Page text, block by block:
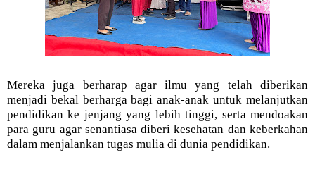
Mereka juga berharap agar ilmu yang telah diberikan
menjadi bekal berharga bagi anak-anak untuk melanjutkan
pendidikan ke jenjang yang lebih tinggi, serta mendoakan
para guru agar senantiasa diberi kesehatan dan keberkahan
dalam menjalankan tugas mulia di dunia pendidikan.